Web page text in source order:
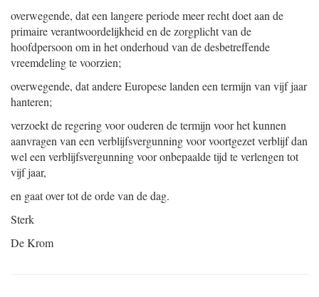
overwegende, dat een langere periode meer recht doet aan de
primaire verantwoordelijkheid en de zorgplicht van de
hoofdpersoon om in het onderhoud van de desbetreffende
vreemdeling te voorzien;
overwegende, dat andere Europese landen een termijn van vijf jaar
hanteren;
verzoekt de regering voor ouderen de termijn voor het kunnen
aanvragen van een verblijfsvergunning voor voortgezet verblijf dan
wel een verblijfsvergunning voor onbepaalde tijd te verlengen tot
vijf jaar,
en gaat over tot de orde van de dag.
Sterk
De Krom